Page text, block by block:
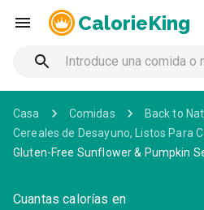
CalorieKing
Casa Comidas
Back to
Cereales de Desayuno, Listos Para
Gluten-Free Sunflower & Pumpkin
Cuantas calorías en